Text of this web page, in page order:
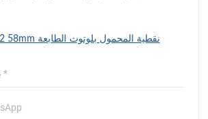
PDM-02 58mm نقطية المحمول بلوتوث الطابعة